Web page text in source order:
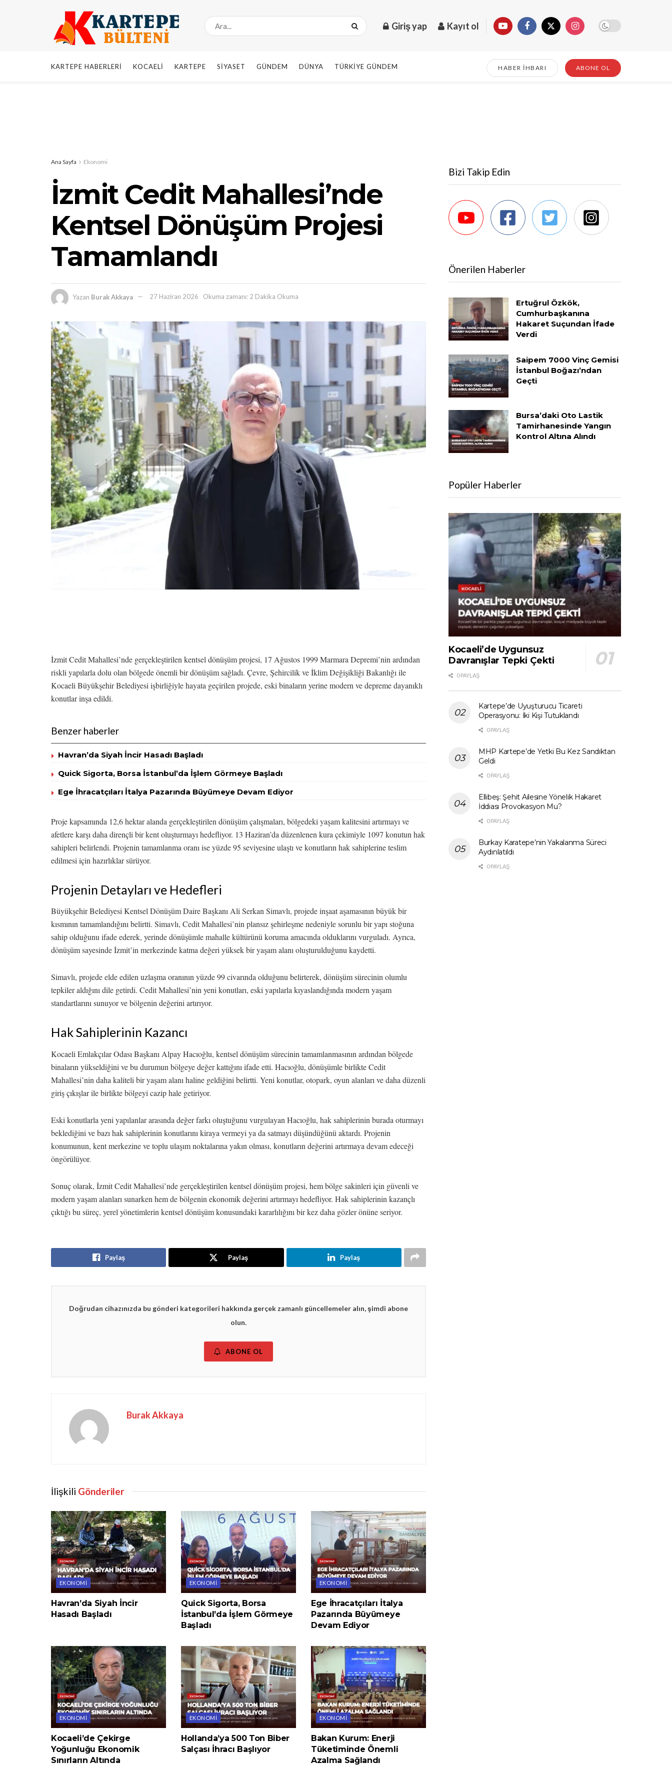
Giriş yap Kayıt ol
KARTEPE HABERLERI KOCAELI KARTEPE SIYASET GÜNDEM DÜNYA TÜRKIYE GÜNDEM HABER İHBARI ABONE OL
Ana Sayfa Ekonomi
İzmit Cedit Mahallesi’nde
Kentsel Dönüşüm Projesi
Tamamlandı
Yazan Burak Akkaya 27 Haziran 2026 Okuma zamanı: 2 Dakika Okuma
İzmit Cedit Mahallesi’nde gerçekleştirilen kentsel dönüşüm projesi, 17 Ağustos 1999 Marmara Depremi’nin ardından
riskli yapılarla dolu olan bölgede önemli bir dönüşüm sağladı. Çevre, Şehircilik ve İklim Değişikliği Bakanlığı ile
Kocaeli Büyükşehir Belediyesi işbirliğiyle hayata geçirilen projede, eski binaların yerine modern ve depreme dayanıklı
konutlar inşa edildi.
Benzer haberler
Havran’da Siyah İncir Hasadı Başladı
Quick Sigorta, Borsa İstanbul’da İşlem Görmeye Başladı
Ege İhracatçıları İtalya Pazarında Büyümeye Devam Ediyor
Proje kapsamında 12,6 hektar alanda gerçekleştirilen dönüşüm çalışmaları, bölgedeki yaşam kalitesini artırmayı ve
afetlere karşı daha dirençli bir kent oluşturmayı hedefliyor. 13 Haziran’da düzenlenen kura çekimiyle 1097 konutun hak
sahipleri belirlendi. Projenin tamamlanma oranı ise yüzde 95 seviyesine ulaştı ve konutların hak sahiplerine teslim
edilmesi için hazırlıklar sürüyor.
Projenin Detayları ve Hedefleri
Büyükşehir Belediyesi Kentsel Dönüşüm Daire Başkanı Ali Serkan Simavlı, projede inşaat aşamasının büyük bir
kısmının tamamlandığını belirtti. Simavlı, Cedit Mahallesi’nin plansız şehirleşme nedeniyle sorunlu bir yapı stoğuna
sahip olduğunu ifade ederek, yerinde dönüşümle mahalle kültürünü koruma amacında olduklarını vurguladı. Ayrıca,
dönüşüm sayesinde İzmit’in merkezinde katma değeri yüksek bir yaşam alanı oluşturulduğunu kaydetti.
Simavlı, projede elde edilen uzlaşma oranının yüzde 99 civarında olduğunu belirterek, dönüşüm sürecinin olumlu
tepkiler aldığını dile getirdi. Cedit Mahallesi’nin yeni konutları, eski yapılarla kıyaslandığında modern yaşam
standartlarını sunuyor ve bölgenin değerini artırıyor.
Hak Sahiplerinin Kazancı
Kocaeli Emlakçılar Odası Başkanı Alpay Hacıoğlu, kentsel dönüşüm sürecinin tamamlanmasının ardından bölgede
binaların yükseldiğini ve bu durumun bölgeye değer kattığını ifade etti. Hacıoğlu, dönüşümle birlikte Cedit
Mahallesi’nin daha kaliteli bir yaşam alanı haline geldiğini belirtti. Yeni konutlar, otopark, oyun alanları ve daha düzenli
giriş çıkışlar ile birlikte bölgeyi cazip hale getiriyor.
Eski konutlarla yeni yapılanlar arasında değer farkı oluştuğunu vurgulayan Hacıoğlu, hak sahiplerinin burada oturmayı
beklediğini ve bazı hak sahiplerinin konutlarını kiraya vermeyi ya da satmayı düşündüğünü aktardı. Projenin
konumunun, kent merkezine ve toplu ulaşım noktalarına yakın olması, konutların değerini artırmaya devam edeceği
öngörülüyor.
Sonuç olarak, İzmit Cedit Mahallesi’nde gerçekleştirilen kentsel dönüşüm projesi, hem bölge sakinleri için güvenli ve
modern yaşam alanları sunarken hem de bölgenin ekonomik değerini artırmayı hedefliyor. Hak sahiplerinin kazançlı
çıktığı bu süreç, yerel yönetimlerin kentsel dönüşüm konusundaki kararlılığını bir kez daha gözler önüne seriyor.
Paylaş Paylaş Paylaş
Doğrudan cihazınızda bu gönderi kategorileri hakkında gerçek zamanlı güncellemeler alın, şimdi abone
olun.
ABONE OL
Burak Akkaya
İlişkili Gönderiler
EKONOMI
Havran’da Siyah İncir
Hasadı Başladı
EKONOMI
Quick Sigorta, Borsa
İstanbul’da İşlem Görmeye
Başladı
EKONOMI
Ege İhracatçıları İtalya
Pazarında Büyümeye
Devam Ediyor
EKONOMI
Kocaeli’de Çekirge
Yoğunluğu Ekonomik
Sınırların Altında
EKONOMI
Hollanda’ya 500 Ton Biber
Salçası İhracı Başlıyor
EKONOMI
Bakan Kurum: Enerji
Tüketiminde Önemli
Azalma Sağlandı
Bizi Takip Edin
Önerilen Haberler
Ertuğrul Özkök,
Cumhurbaşkanına
Hakaret Suçundan İfade
Verdi
Saipem 7000 Vinç Gemisi
İstanbul Boğazı’ndan
Geçti
Bursa’daki Oto Lastik
Tamirhanesinde Yangın
Kontrol Altına Alındı
Popüler Haberler
Kocaeli’de Uygunsuz
Davranışlar Tepki Çekti
0 PAYLAŞ
Kartepe’de Uyuşturucu Ticareti
Operasyonu: İki Kişi Tutuklandı
0 PAYLAŞ
MHP Kartepe’de Yetki Bu Kez Sandıktan
Geldi
0 PAYLAŞ
Ellibeş: Şehit Ailesine Yönelik Hakaret
İddiası Provokasyon Mu?
0 PAYLAŞ
Burkay Karatepe’nin Yakalanma Süreci
Aydınlatıldı
0 PAYLAŞ